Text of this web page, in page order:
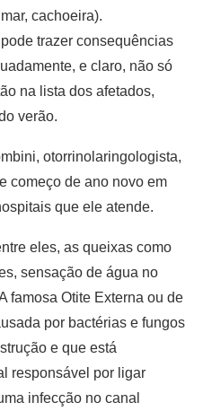
cachoeira).
trazer consequências
e claro, não só
na lista dos afetados,
verão.
otorrinolaringologista,
começo de ano novo em
que ele atende.
eles, as queixas como
sensação de água no
famosa Otite Externa ou de
por bactérias e fungos
e que está
responsável por ligar
infecção no canal